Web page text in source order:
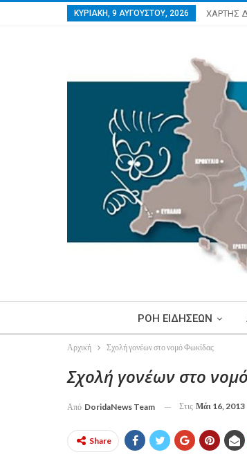
ΚΥΡΙΑΚΉ, 9 ΑΥΓΟΎΣΤΟΥ, 2026 ΧΑΡΤΗΣ
ΡΟΗ ΕΙΔΗΣΕΩΝ
Αρχική Σχολή γονέων στο νομό Φωκίδας
Σχολή γονέων στο
Από DoridaNews Team Στις Μάι 16, 2013
Share